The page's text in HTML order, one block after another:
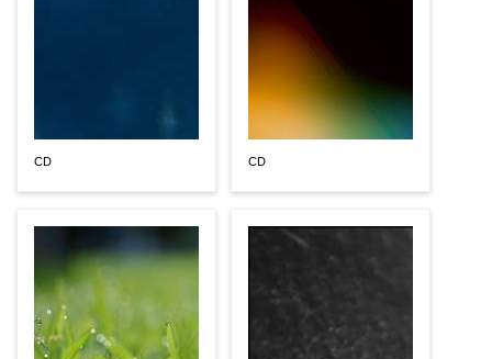
CD CD